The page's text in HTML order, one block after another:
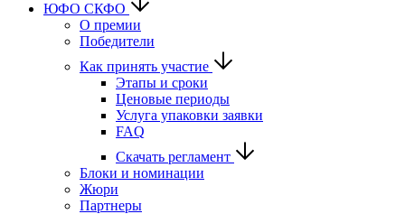
ЮФО СКФО
О премии
Победители
Как принять участие
Этапы и сроки
Ценовые периоды
Услуга упаковки заявки
FAQ
Скачать регламент
Блоки и номинации
Жюри
Партнеры